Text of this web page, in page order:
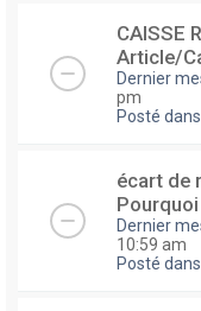
CAISSE
Article/
Dernier
pm
Posté dans
écart de
Pourquoi
Dernier
10:59 am
Posté dans